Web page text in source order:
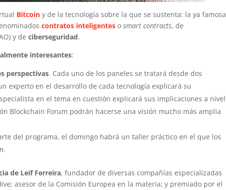
Bitcoin y de la tecnología sobre la que se sustenta: la ya famosa
contratos inteligentes osmart contracts, de
y deciberseguridad.
interesantes:
perspectivas. Cada uno de los paneles se tratará desde dos
experto en el desarrollo de cada tecnología explicará su
en el tema en cuestión explicará sus implicaciones a nivel
Blockchain Forum podrán hacerse una visión mucho más amplia
del programa, el domingo habrá un taller práctico en el que los
.
de Leif Ferreira, fundador de diversas compañías especializadas
asesor de la Comisión Europea en la materia; y premiado por el